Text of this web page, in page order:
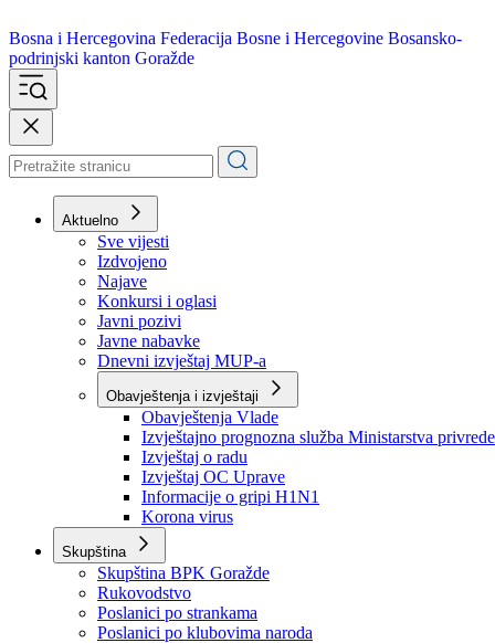
Bosna i Hercegovina
podrinjski kanton Goražde
Aktuelno
Sve vijesti
Izdvojeno
Najave
Konkursi i oglasi
Javni pozivi
Javne nabavke
Dnevni izvještaj MUP-a
Obavještenja i izvještaji
Obavještenja Vlade
Izvještajno prognozna služba Ministarstva privrede
Izvještaj o radu
Izvještaj OC Uprave
Informacije o gripi H1N1
Korona virus
Skupština
Skupština BPK Goražde